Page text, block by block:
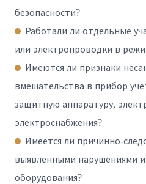
безопасности?
Работали ли отдельные
или электропроводки в
Имеются ли признаки
вмешательства в прибор
защитную аппаратуру,
электроснабжения?
Имеется ли причинно-
выявленными нарушениями
оборудования?